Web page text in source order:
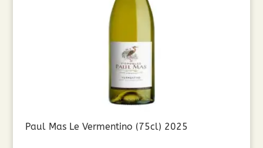
Paul Mas Le Vermentino (75cl) 2025